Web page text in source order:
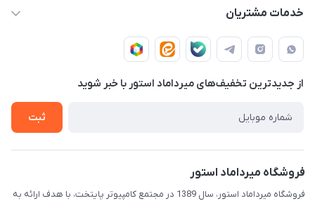
پایتخت - طبقه اول - واحد 172
صـفـحـه اصـلـی
دربـاره مـیـردامـاد اسـتـور
خدمات مشتریان
قـوانـیـن و مـقـررات
روش هـای پـرداخـت
تـیـکـت بـه پـشـتـیـبـانـی
از جدید‌ترین تخفیف‌های میرداماد استور با‌ خبر شوید
ثبت
فروشگاه میرداماد استور
فروشگاه میرداماد استور، سال 1389 در مجتمع کامپیوتر پایتخت، با هدف ارائه به